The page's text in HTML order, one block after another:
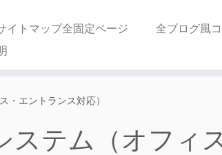
イトマップ全固定ページ 全ブログ風
エントランス対応）
テム（オフィ